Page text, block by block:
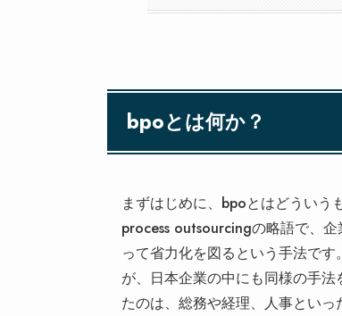
bpoとは何か？
まずはじめに、bpoとはどういう
process outsourcingの略語で、
って省力化を図るという手法で
が、日本企業の中にも同様の手
たのは、総務や経理、人事とい